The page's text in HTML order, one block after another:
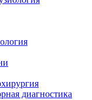
диагностика